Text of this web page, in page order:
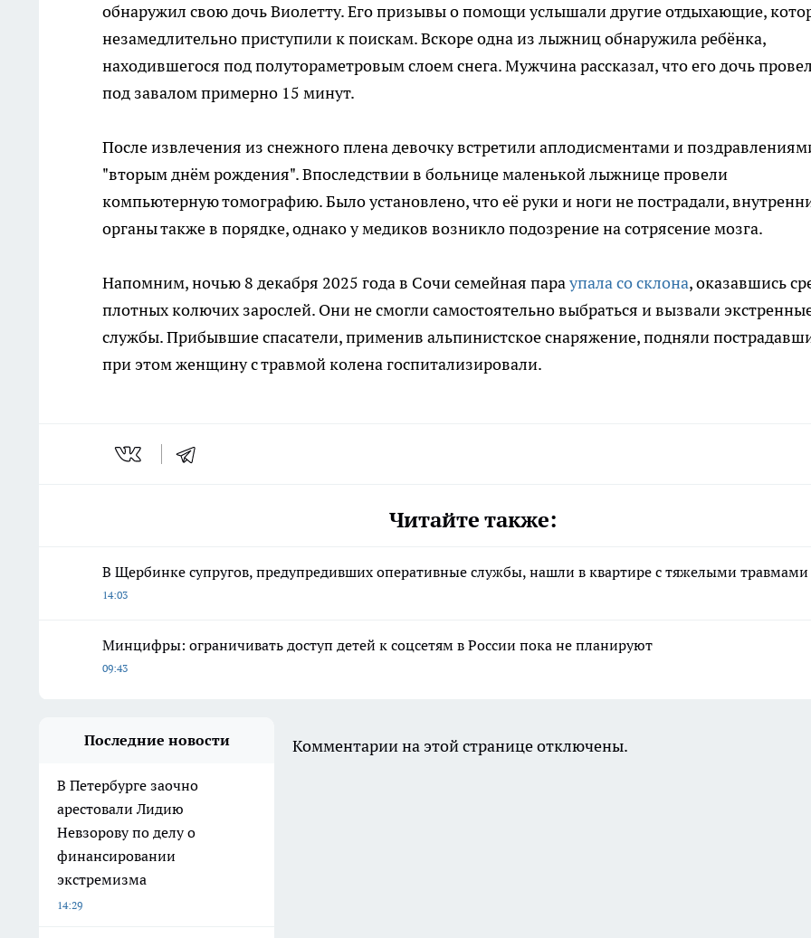
обнаружил свою дочь Виолетту. Его призывы о помощи услышали другие отдыхающие,
незамедлительно приступили к поискам. Вскоре одна из лыжниц обнаружила ребёнка,
находившегося под полутораметровым слоем снега. Мужчина рассказал, что его дочь
под завалом примерно 15 минут.
После извлечения из снежного плена девочку встретили аплодисментами и
"вторым днём рождения". Впоследствии в больнице маленькой лыжнице провели
компьютерную томографию. Было установлено, что её руки и ноги не пострадали,
органы также в порядке, однако у медиков возникло подозрение на сотрясение мозга.
Напомним, ночью 8 декабря 2025 года в Сочи семейная параупала со склона, оказавшись
плотных колючих зарослей. Они не смогли самостоятельно выбраться и вызвали
службы. Прибывшие спасатели, применив альпинистское снаряжение, подняли
при этом женщину с травмой колена госпитализировали.
Читайте также:
В Щербинке супругов, предупредивших оперативные службы, нашли в квартире с тяжелыми травмами
14:03
Минцифры: ограничивать доступ детей к соцсетям в России пока не планируют
09:43
Последние новости
В Петербурге заочно
арестовали Лидию
Невзорову по делу о
финансировании
экстремизма
14:29
Комментарии на этой странице отключены.